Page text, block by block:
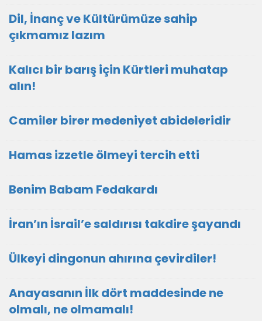
Dil, İnanç ve Kültürümüze sahip
çıkmamız lazım
Kalıcı bir barış için Kürtleri muhatap
alın!
Camiler birer medeniyet abideleridir
Hamas izzetle ölmeyi tercih etti
Benim Babam Fedakardı
İran’ın İsrail’e saldırısı takdire şayandı
Ülkeyi dingonun ahırına çevirdiler!
Anayasanın İlk dört maddesinde ne
olmalı, ne olmamalı!